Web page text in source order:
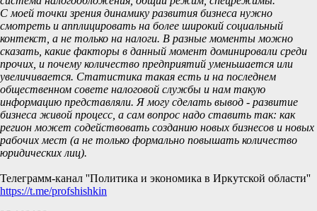
С моей точки зрения динамику развития бизнеса нужно
смотреть и апплицировать на более широкий социальный
контекст, а не только на налоги. В разные моменты можно
сказать, какие факторы в данный момент доминировали среди
прочих, и почему количество предприятий уменьшается или
увеличивается. Статистика такая есть и на последнем
общественном совете налоговой службы и нам такую
информацию представляли. Я могу сделать вывод - развитие
бизнеса живой процесс, а сам вопрос надо ставить так: как
регион может содействовать созданию новых бизнесов и новых
рабочих мест (а не только формально повышать количество
юридических лиц).
Телеграмм-канал ''Политика и экономика в Иркутской области''
https://t.me/profshishkin